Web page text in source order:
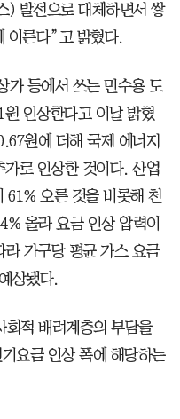
) 발전으로 대체하면서 쌓
이른다”고 밝혔다.
가 등에서 쓰는 민수용 도
인상한다고 이날 밝혔
원에 더해 국제 에너지
로 인상한 것이다. 산업
61% 오른 것을 비롯해 천
올라 요금 인상 압력이
가구당 평균 가스 요금
상됐다.
적 배려계층의 부담을
요금 인상 폭에 해당하는